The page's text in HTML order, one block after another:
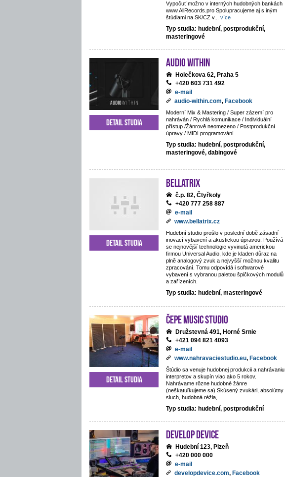
Vypočuť možno v interných hudobných bankách
www.AllRecords.pro Spolupracujeme aj s iným
štúdiami na SK/CZ v... více
Typ studia: hudební, postprodukční,
masteringové
Audio Within
Holečkova 62, Praha 5
+420 603 731 492
e-mail
audio-within.com, Facebook
Moderní Mix & Mastering / Super zázemí pro
nahráván / Rychlá komunikace / Individuální
přístup /Žánrově neomezeno / Postprodukční
úpravy / MIDI programování
Typ studia: hudební, postprodukční,
masteringové, dabingové
Detail studia
BELLATRIX
č.p. 82, Čtyřkoly
+420 777 258 887
e-mail
www.bellatrix.cz
Hudební studio prošlo v poslední době zásadní
inovací vybavení a akustickou úpravou. Používá
se nejnovější technologie vyvinutá americkou
firmou Universal Audio, kde je kladen důraz na
plně analogový zvuk a nejvyšší možnou kvalitu
zpracování. Tomu odpovídá i softwarové
vybavení s vybranou paletou špičkových modulů
a zařízeních.
Typ studia: hudební, masteringové
Detail studia
ČePE MUSIC Studio
Družstevná 491, Horné Srnie
+421 094 821 4093
e-mail
www.nahravaciestudio.eu, Facebook
Štúdio sa venuje hudobnej produkcii a nahrávaniu
interpretov a skupín viac ako 5 rokov.
Nahrávame rôzne hudobné žánre
(neškatuľkujeme sa) Skúsený zvukári, absolútny
sluch, hudobná réžia,
Typ studia: hudební, postprodukční
Detail studia
Develop Device
Hudební 123, Plzeň
+420 000 000
e-mail
developdevice.com, Facebook